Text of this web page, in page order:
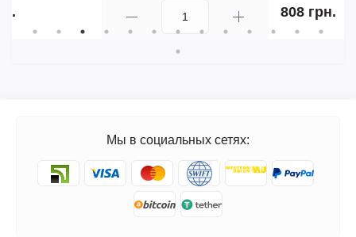
808 грн.
Мы в социальных сетях: